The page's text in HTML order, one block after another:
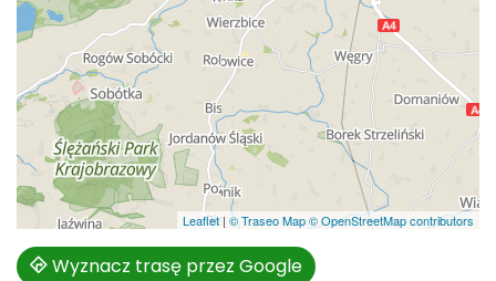
Leaflet | © Traseo Map© OpenStreetMap contributors
Wyznacz trasę przez Google